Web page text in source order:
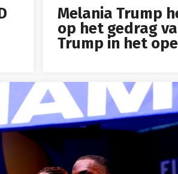
Melania Trump
op het gedrag
Trump in het